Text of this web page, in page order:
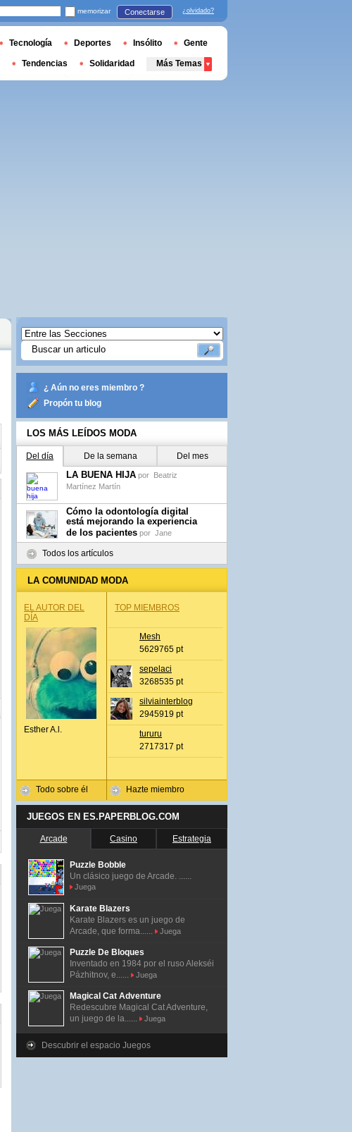
¿ Aún no eres miembro ?
Propón tu blog
LOS MÁS LEÍDOS MODA
Del día De la semana Del mes
LA BUENA HIJA por Beatriz
Martínez Martín
Cómo la odontología digital
está mejorando la experiencia
de los pacientes por Jane
Todos los artículos
LA COMUNIDAD MODA
EL AUTOR DEL
DÍA
Esther A.l.
Todo sobre él
TOP MIEMBROS
Mesh
5629765 pt
sepelaci
3268535 pt
silviainterblog
2945919 pt
tururu
2717317 pt
Hazte miembro
JUEGOS EN ES.PAPERBLOG.COM
Arcade Casino Estrategia
Puzzle Bobble
Un clásico juego de Arcade. ......
Juega
Karate Blazers
Karate Blazers es un juego de
Arcade, que forma......
Juega
Puzzle De Bloques
Inventado en 1984 por el ruso Alekséi
Pázhitnov, e......
Juega
Magical Cat Adventure
Redescubre Magical Cat Adventure,
un juego de la......
Juega
Descubrir el espacio Juegos
memorizar Conectarse ¿olvidado?
Tecnología Deportes Insólito Gente
Tendencias Solidaridad Más Temas